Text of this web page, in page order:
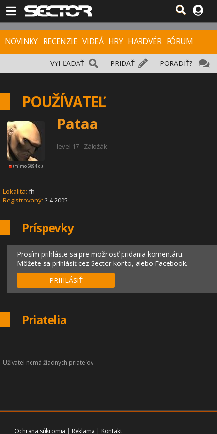
NOVINKY RECENZIE VIDEÁ HRY HARDVÉR FÓRUM
PORADIŤ?
PRIDAŤ
VYHĽADAŤ
POUŽÍVATEĽ
(mimo 6894 d.)
Pataa
level 17 - Záložák
Lokalita: fh
Registrovaný: 2.4.2005
Príspevky
Prosím prihláste sa pre možnosť pridania komentáru.
Môžete sa prihlásiť cez Sector konto, alebo Facebook.
PRIHLÁSIŤ
Priatelia
Užívatel nemá žiadnych priateľov
Ochrana súkromia | Reklama | Kontakt